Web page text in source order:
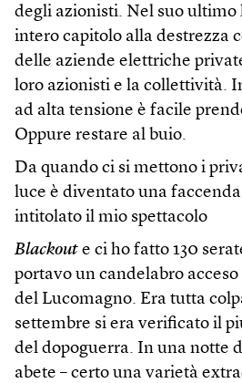
degli azionisti. Nel suo ultimo
intero capitolo alla destrezza
delle aziende elettriche
loro azionisti e la collettività.
ad alta tensione è facile
Oppure restare al buio.
Da quando ci si mettono i
luce è diventato una
intitolato il mio spettacolo
Blackout e ci ho fatto 130
portavo un candelabro
del Lucomagno. Era tutta
settembre si era verificato il
del dopoguerra. In una notte
abete – certo una varietà